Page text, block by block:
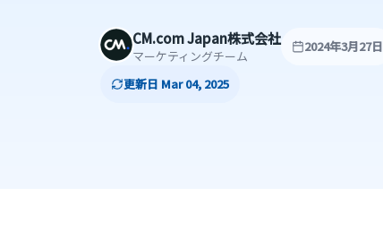
CM.com Japan株式会社
マーケティングチーム
2024年3月27日
更新日 Mar 04, 2025